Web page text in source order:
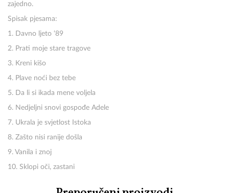
zajedno.
Spisak pjesama:
1. Davno ljeto ‘89
2. Prati moje stare tragove
3. Kreni kišo
4. Plave noći bez tebe
5. Da li si ikada mene voljela
6. Nedjeljni snovi gospođe Adele
7. Ukrala je svjetlost Istoka
8. Zašto nisi ranije došla
9. Vanila i znoj
10. Sklopi oči, zastani